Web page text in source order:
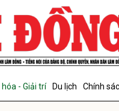
hóa - Giải trí Du lịch Chính